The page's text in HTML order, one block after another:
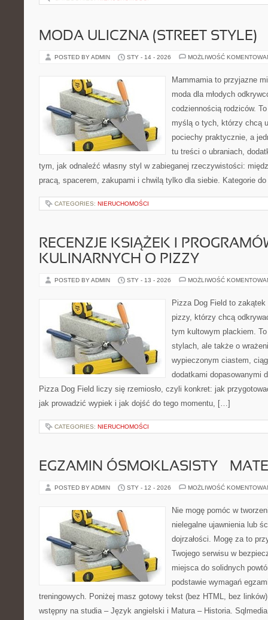
MODA ULICZNA (STREET STYLE)
POSTED BY ADMIN STY - 14 - 2026 MOŻLIWOŚĆ
Mammamia to przyjazne
moda dla młodych
codziennością rodziców.
myślą o tych, którzy chcą
pociechy praktycznie, a
tu treści o ubraniach,
tym, jak odnaleźć własny styl w zabieganej rzeczywistości:
pracą, spacerem, zakupami i chwilą tylko dla siebie. Kategorie
CATEGORIES: NIERUCHOMOŚCI
RECENZJE KSIĄŻEK I
KULINARNYCH O PIZZY
POSTED BY ADMIN STY - 13 - 2026 MOŻLIWOŚĆ
Pizza Dog Field to
pizzy, którzy chcą
tym kultowym plackiem.
stylach, ale także o
wypieczonym ciastem,
dodatkami dopasowanymi
Pizza Dog Field liczy się rzemiosło, czyli konkret: jak
jak prowadzić wypiek i jak dojść do tego momentu, […]
CATEGORIES: NIERUCHOMOŚCI
EGZAMIN ÓSMOKLASISTY –
POSTED BY ADMIN STY - 12 - 2026 MOŻLIWOŚĆ
Nie mogę pomóc w
nielegalne ujawnienia lub
dojrzałości. Mogę za to
Twojego serwisu w
miejsca do solidnych
podstawie wymagań
treningowych. Poniżej masz gotowy tekst (bez HTML, bez
wstępny na studia – Język angielski i Matura – Historia.